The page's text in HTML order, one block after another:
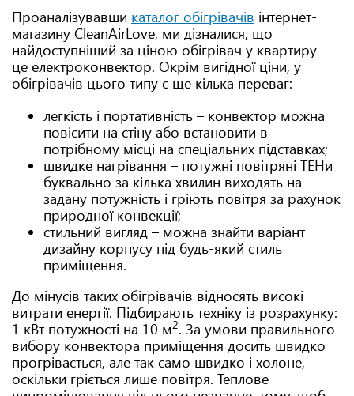
Проаналізувавши каталог обігрівачів інтернет-
магазину CleanAirLove, ми дізналися, що
найдоступніший за ціною обігрівач у квартиру –
це електроконвектор. Окрім вигідної ціни, у
обігрівачів цього типу є ще кілька переваг:
легкість і портативність – конвектор можна
повісити на стіну або встановити в
потрібному місці на спеціальних підставках;
швидке нагрівання – потужні повітряні ТЕНи
буквально за кілька хвилин виходять на
задану потужність і гріють повітря за рахунок
природної конвекції;
стильний вигляд – можна знайти варіант
дизайну корпусу під будь-який стиль
приміщення.
До мінусів таких обігрівачів відносять високі
витрати енергії. Підбирають техніку із розрахунку:
1 кВт потужності на 10 м2. За умови правильного
вибору конвектора приміщення досить швидко
прогрівається, але так само швидко і холоне,
оскільки гріється лише повітря. Теплове